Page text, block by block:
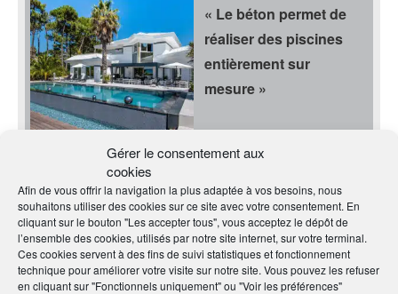
Gérer le consentement aux
cookies
Afin de vous offrir la navigation la plus adaptée à vos besoins, nous
souhaitons utiliser des cookies sur ce site avec votre consentement. En
cliquant sur le bouton "Les accepter tous", vous acceptez le dépôt de
l’ensemble des cookies, utilisés par notre site internet, sur votre terminal.
Ces cookies servent à des fins de suivi statistiques et fonctionnement
technique pour améliorer votre visite sur notre site. Vous pouvez les refuser
en cliquant sur "Fonctionnels uniquement" ou "Voir les préférences"
« Le béton permet de
réaliser des piscines
entièrement sur
mesure »
Béton décoratif, le
révélateur de vos sols !